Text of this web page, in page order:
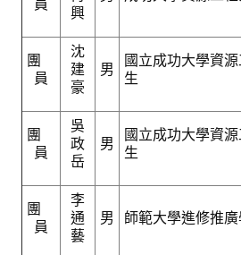
歷年大專學生獎勵金得獎人
歷年論文獎得獎人
歷年傑出服務貢獻獎得獎人
歷年保安獎章得獎人
榮譽榜
本會榮獲內政部104年全國性社會暨
員
興
團
員
沈
建
豪
男
國立成功大學資
生
團
員
吳
政
岳
男
國立成功大學資
生
團
員
李
通
藝
男 師範大學進修推